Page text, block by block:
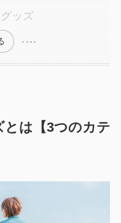
ッズ
とは【3つのカテ